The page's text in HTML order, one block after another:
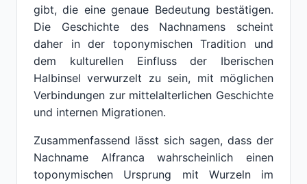
gibt, die eine genaue Bedeutung bestätigen.
Die Geschichte des Nachnamens scheint
daher in der toponymischen Tradition und
dem kulturellen Einfluss der Iberischen
Halbinsel verwurzelt zu sein, mit möglichen
Verbindungen zur mittelalterlichen Geschichte
und internen Migrationen.
Zusammenfassend lässt sich sagen, dass der
Nachname Alfranca wahrscheinlich einen
toponymischen Ursprung mit Wurzeln im